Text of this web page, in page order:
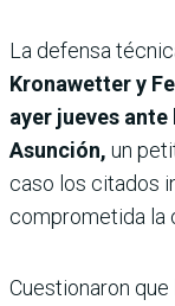
La defensa
Kronawetter y
ayer jueves
Asunción, un
caso los citados
comprometida la
Cuestionaron